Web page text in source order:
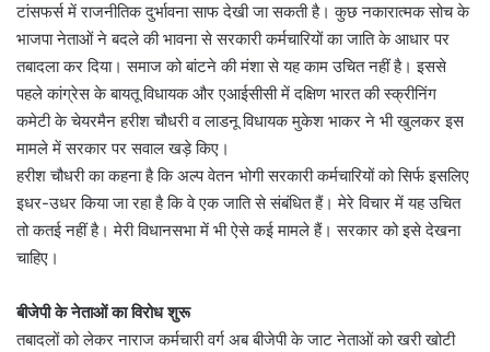
टांसफर्स में राजनीतिक दुर्भावना साफ देखी जा सकती है। कुछ नकारात्मक सोच के
भाजपा नेताओं ने बदले की भावना से सरकारी कर्मचारियों का जाति के आधार पर
तबादला कर दिया। समाज को बांटने की मंशा से यह काम उचित नहीं है। इससे
पहले कांग्रेस के बायतू विधायक और एआईसीसी में दक्षिण भारत की स्क्रीनिंग
कमेटी के चेयरमैन हरीश चौधरी व लाडनू विधायक मुकेश भाकर ने भी खुलकर इस
मामले में सरकार पर सवाल खड़े किए।
हरीश चौधरी का कहना है कि अल्प वेतन भोगी सरकारी कर्मचारियों को सिर्फ इसलिए
इधर-उधर किया जा रहा है कि वे एक जाति से संबंधित हैं। मेरे विचार में यह उचित
तो कतई नहीं है। मेरी विधानसभा में भी ऐसे कई मामले हैं। सरकार को इसे देखना
चाहिए।
बीजेपी के नेताओं का विरोध शुरू
तबादलों को लेकर नाराज कर्मचारी वर्ग अब बीजेपी के जाट नेताओं को खरी खोटी